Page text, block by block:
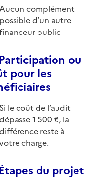
Aucun complément
possible d’un autre
financeur public
Participation ou
pour les
Si le coût de l’audit
dépasse 1 500 €, la
différence reste à
votre charge.
Étapes du projet